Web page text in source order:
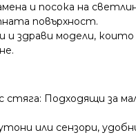
и посока на
повърхност.
здрави модели, които
стяга: Подходящи за
или сензори,